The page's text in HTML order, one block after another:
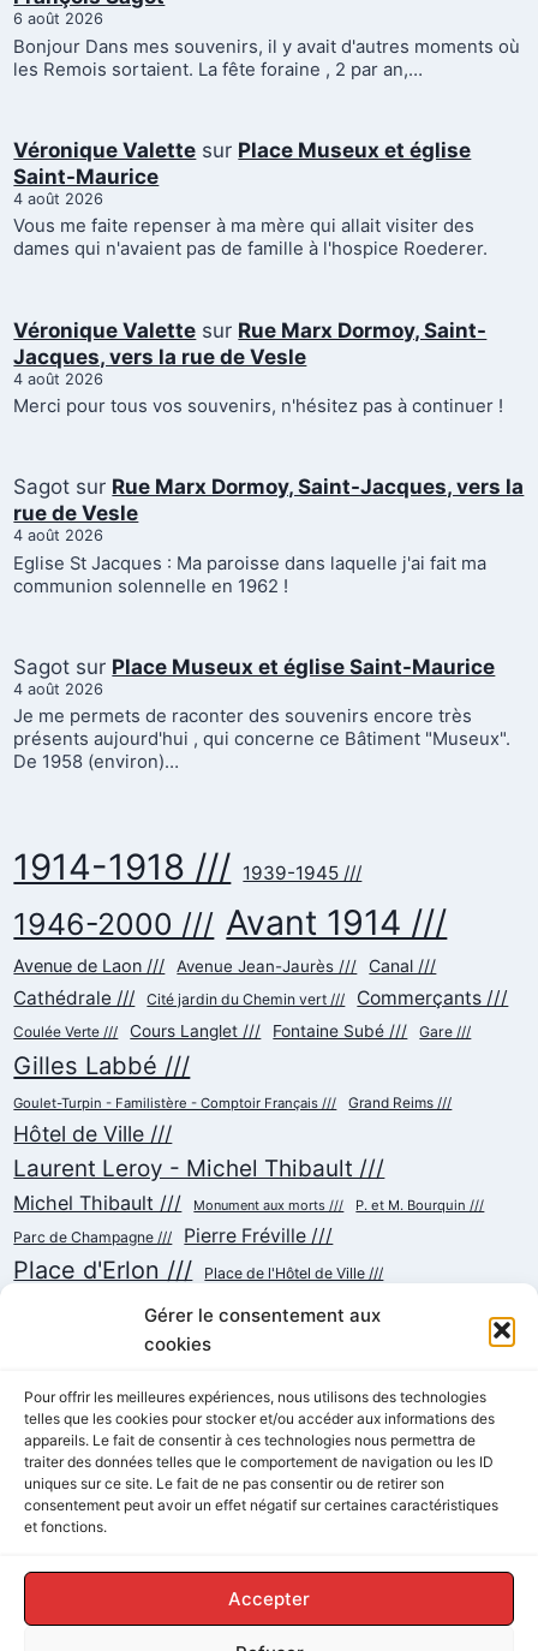
Gérer le consentement aux
cookies
Pour offrir les meilleures expériences, nous utilisons des technologies
telles que les cookies pour stocker et/ou accéder aux informations des
appareils. Le fait de consentir à ces technologies nous permettra de
traiter des données telles que le comportement de navigation ou les ID
uniques sur ce site. Le fait de ne pas consentir ou de retirer son
consentement peut avoir un effet négatif sur certaines caractéristiques
et fonctions.
Accepter
6 août 2026
Bonjour Dans mes souvenirs, il y avait d'autres moments où
les Remois sortaient. La fête foraine , 2 par an,…
Véronique Valette sur Place Museux et église
Saint-Maurice
4 août 2026
Vous me faite repenser à ma mère qui allait visiter des
dames qui n'avaient pas de famille à l'hospice Roederer.
Véronique Valette sur Rue Marx Dormoy, Saint-
Jacques, vers la rue de Vesle
4 août 2026
Merci pour tous vos souvenirs, n'hésitez pas à continuer !
Sagot sur Rue Marx Dormoy, Saint-Jacques, vers la
rue de Vesle
4 août 2026
Eglise St Jacques : Ma paroisse dans laquelle j'ai fait ma
communion solennelle en 1962 !
Sagot sur Place Museux et église Saint-Maurice
4 août 2026
Je me permets de raconter des souvenirs encore très
présents aujourd'hui , qui concerne ce Bâtiment "Museux".
De 1958 (environ)…
1914-1918 /// 1939-1945 ///
1946-2000 /// Avant 1914 ///
Avenue de Laon /// Avenue Jean-Jaurès /// Canal ///
Cathédrale /// Cité jardin du Chemin vert /// Commerçants ///
Coulée Verte /// Cours Langlet /// Fontaine Subé /// Gare ///
Gilles Labbé ///
Goulet-Turpin - Familistère - Comptoir Français /// Grand Reims ///
Hôtel de Ville ///
Laurent Leroy - Michel Thibault ///
Michel Thibault /// Monument aux morts /// P. et M. Bourquin ///
Parc de Champagne /// Pierre Fréville ///
Place d'Erlon /// Place de l'Hôtel de Ville ///
Place de la République /// Place du Cardinal Luçon ///
Place du Forum/des Marchés ///
Rue Buirette /// Rue Carnot /// Rue Chanzy /// Rue Colbert ///
Rue Cérès /// Rue de l'Etape /// Rue de Mars /// Rue de Talleyrand ///
Rue de Vesle /// Rue Thiers /// Succursalisme /// Tramway ///